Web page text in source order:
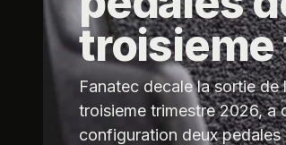
Fanatec decale la sortie
troisieme trimestre 2026, a
configuration deux